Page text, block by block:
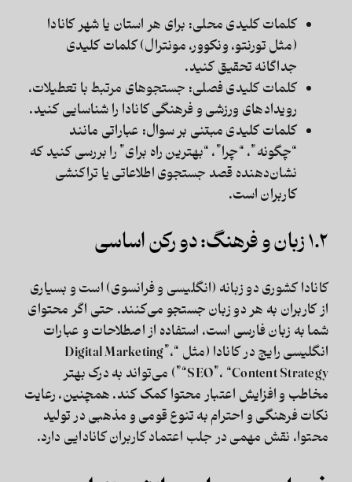
کلمات کلیدی محلی: برای هر استان یا شهر کانادا
(مثل تورنتو، ونکوور، مونترال) کلمات کلیدی
جداگانه تحقیق کنید.
کلمات کلیدی فصلی: جستجوهای مرتبط با تعطیلات،
رویدادهای ورزشی و فرهنگی کانادا را شناسایی کنید.
کلمات کلیدی مبتنی بر سوال: عباراتی مانند
“چگونه”، “چرا”، “بهترین راه برای” را بررسی کنید که
نشان‌دهنده قصد جستجوی اطلاعاتی یا تراکنشی
کاربران است.
۱.۲ زبان و فرهنگ: دو رکن اساسی
کانادا کشوری دو زبانه (انگلیسی و فرانسوی) است و بسیاری
از کاربران به هر دو زبان جستجو می‌کنند. حتی اگر محتوای
شما به زبان فارسی است، استفاده از اصطلاحات و عبارات
انگلیسی رایج در کانادا (مثل “Digital Marketing”،
“SEO”، “Content Strategy”) می‌تواند به درک بهتر
مخاطب و افزایش اعتبار محتوا کمک کند. همچنین، رعایت
نکات فرهنگی و احترام به تنوع قومی و مذهبی در تولید
محتوا، نقش مهمی در جلب اعتماد کاربران کانادایی دارد.